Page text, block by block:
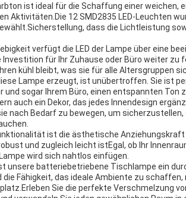
ist ideal für die Schaffung einer weichen,
Aktivitäten.Die 12 SMD2835 LED-Leuchten
dass die Lichtleistung
verfügt die LED der Lampe über eine
Investition für Ihr Zuhause oder Büro weiter zu
kühl bleibt, was sie für alle Altersgruppen
Lampe erzeugt, ist unübertroffen. Sie ist
und sogar Ihrem Büro, einen entspannten
auch ein Dekor, das jedes Innendesign
nach Bedarf zu bewegen, um
ist die ästhetische
und zugleich leicht istEgal, ob Ihr
wird sich nahtlos einfügen.
unsere batteriebetriebene Tischlampe ein
die Fähigkeit, das ideale Ambiente zu
Sie die perfekte Verschmelzung